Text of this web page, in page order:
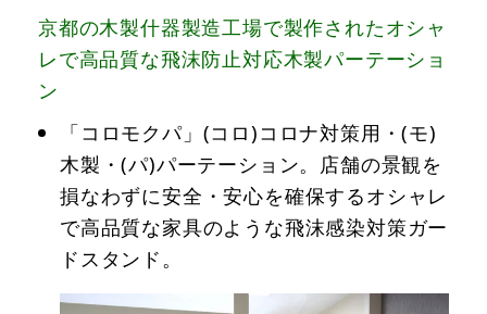
京都の木製什器製造工場で製作されたオシャ
レで高品質な飛沫防止対応木製パーテーショ
ン
「コロモクパ」(コロ)コロナ対策用・(モ)
木製・(パ)パーテーション。店舗の景観を
損なわずに安全・安心を確保するオシャレ
で高品質な家具のような飛沫感染対策ガー
ドスタンド。